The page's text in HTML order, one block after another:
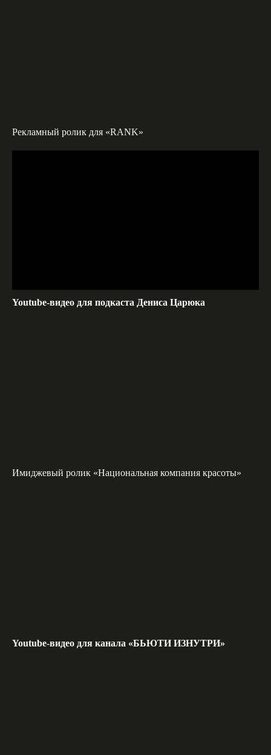
Рекламный ролик для «RANK»
Youtube-видео для подкаста Дениса Царюка
Имиджевый ролик «Национальная компания красоты»
Youtube-видео для канала «БЬЮТИ ИЗНУТРИ»